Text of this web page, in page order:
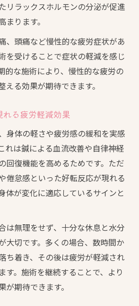
リラックスホルモンの分泌が促進
ります。
、頭痛など慢性的な疲労症状があ
を受けることで症状の軽減を感じ
的な施術により、慢性的な疲労の
る効果が期待できます。
る疲労軽減効果
身体の軽さや疲労感の緩和を実感
れは鍼による血流改善や自律神経
回復機能を高めるためです。ただ
倦怠感といった好転反応が現れる
体が変化に適応しているサインと
は無理をせず、十分な休息と水分
大切です。多くの場合、数時間か
ち着き、その後は疲労が軽減され
す。施術を継続することで、より
期待できます。